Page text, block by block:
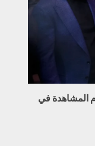
المشاهدة في